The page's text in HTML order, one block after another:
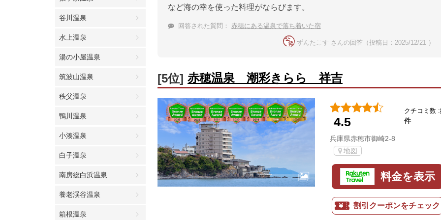
谷川温泉
水上温泉
湯の小屋温泉
筑波山温泉
秩父温泉
鴨川温泉
小湊温泉
白子温泉
南房総白浜温泉
養老渓谷温泉
箱根温泉
など海の幸を使った料理がならびます。
回答された質問： 赤穂にある温泉で落ち着いた宿
ずんたこす さんの回答（投稿日：2025/12/21 ）
[5位] 赤穂温泉 潮彩きらら 祥吉
4.5
クチコミ数 :
件
兵庫県赤穂市御崎2-8
地図
料金を表示
割引クーポンをチェック